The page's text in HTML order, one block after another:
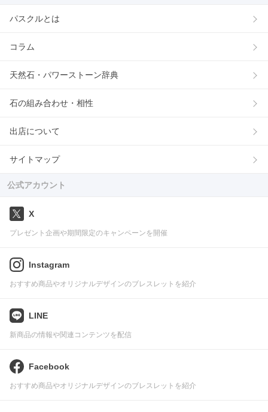
パスクルとは
コラム
天然石・パワーストーン辞典
石の組み合わせ・相性
出店について
サイトマップ
公式アカウント
X
プレゼント企画や期間限定のキャンペーンを開催
Instagram
おすすめ商品やオリジナルデザインのブレスレットを紹介
LINE
新商品の情報や関連コンテンツを配信
Facebook
おすすめ商品やオリジナルデザインのブレスレットを紹介